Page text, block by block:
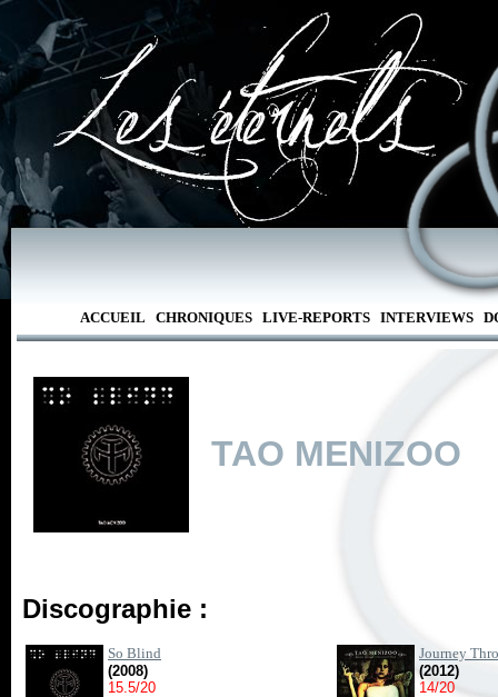
ACCUEIL CHRONIQUES LIVE-REPORTS INTERVIEWS
TAO MENIZOO
Discographie :
So Blind
(2008)
15.5/20
Journey
(2012)
14/20